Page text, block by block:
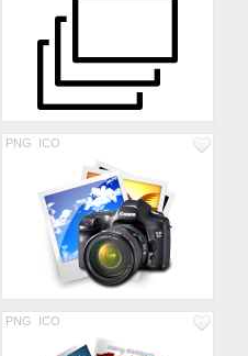
PNG ICO
PNG ICO